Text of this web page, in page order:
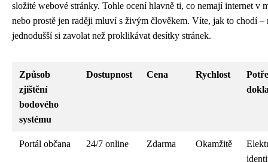
složité webové stránky. Tohle ocení hlavně ti, co nemají internet v
nebo prostě jen raději mluví s živým člověkem. Víte, jak to chodí –
jednodušší si zavolat než proklikávat desítky stránek.
Způsob
zjištění
bodového
systému
Dostupnost Cena Rychlost
Portál občana 24/7 online Zdarma Okamžitě